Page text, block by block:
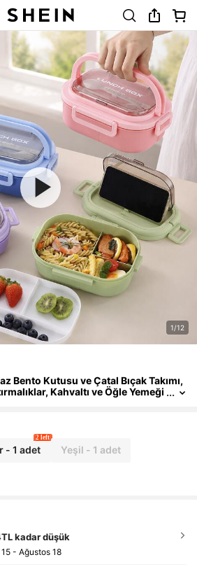
1/12
Bento Kutusu ve Çatal Bıçak Takımı,
Kahvaltı ve Öğle Yemeği
Kabı, Taşınabilir Yalıtımlı Bes
- 1 adet
2 left
Yeşil - 1 adet
kadar düşük
- Ağustos 18